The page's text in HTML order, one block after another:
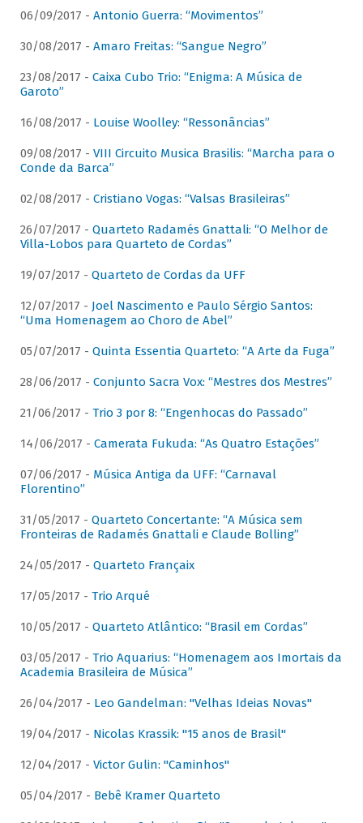
06/09/2017 - Antonio Guerra: “Movimentos”
30/08/2017 - Amaro Freitas: “Sangue Negro”
23/08/2017 - Caixa Cubo Trio: “Enigma: A Música de
Garoto”
16/08/2017 - Louise Woolley: “Ressonâncias”
09/08/2017 - VIII Circuito Musica Brasilis: “Marcha para o
Conde da Barca”
02/08/2017 - Cristiano Vogas: “Valsas Brasileiras”
26/07/2017 - Quarteto Radamés Gnattali: “O Melhor de
Villa-Lobos para Quarteto de Cordas”
19/07/2017 - Quarteto de Cordas da UFF
12/07/2017 - Joel Nascimento e Paulo Sérgio Santos:
“Uma Homenagem ao Choro de Abel”
05/07/2017 - Quinta Essentia Quarteto: “A Arte da Fuga”
28/06/2017 - Conjunto Sacra Vox: “Mestres dos Mestres”
21/06/2017 - Trio 3 por 8: “Engenhocas do Passado”
14/06/2017 - Camerata Fukuda: “As Quatro Estações”
07/06/2017 - Música Antiga da UFF: “Carnaval
Florentino”
31/05/2017 - Quarteto Concertante: “A Música sem
Fronteiras de Radamés Gnattali e Claude Bolling”
24/05/2017 - Quarteto Françaix
17/05/2017 - Trio Arqué
10/05/2017 - Quarteto Atlântico: “Brasil em Cordas”
03/05/2017 - Trio Aquarius: “Homenagem aos Imortais da
Academia Brasileira de Música”
26/04/2017 - Leo Gandelman: "Velhas Ideias Novas"
19/04/2017 - Nicolas Krassik: "15 anos de Brasil"
12/04/2017 - Victor Gulin: "Caminhos"
05/04/2017 - Bebê Kramer Quarteto